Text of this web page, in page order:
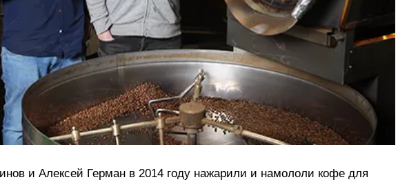
и Алексей Герман в 2014 году нажарили и намололи кофе для